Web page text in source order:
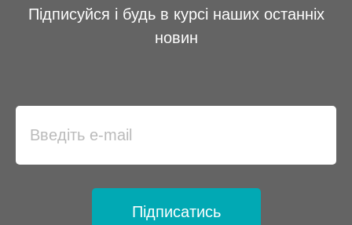
Підписуйся і будь в курсі наших останніх
новин
Підписатись